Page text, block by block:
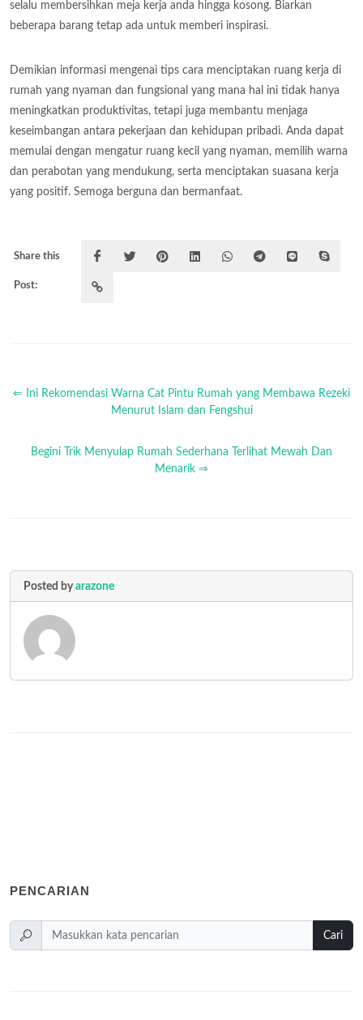
selalu membersihkan meja kerja anda hingga kosong. Biarkan
beberapa barang tetap ada untuk memberi inspirasi.
Demikian informasi mengenai tips cara menciptakan ruang kerja di
rumah yang nyaman dan fungsional yang mana hal ini tidak hanya
meningkatkan produktivitas, tetapi juga membantu menjaga
keseimbangan antara pekerjaan dan kehidupan pribadi. Anda dapat
memulai dengan mengatur ruang kecil yang nyaman, memilih warna
dan perabotan yang mendukung, serta menciptakan suasana kerja
yang positif. Semoga berguna dan bermanfaat.
Share this
Post:
⇐ Ini Rekomendasi Warna Cat Pintu Rumah yang Membawa Rezeki
Menurut Islam dan Fengshui
Begini Trik Menyulap Rumah Sederhana Terlihat Mewah Dan
Menarik ⇒
Posted byarazone
PENCARIAN
Cari